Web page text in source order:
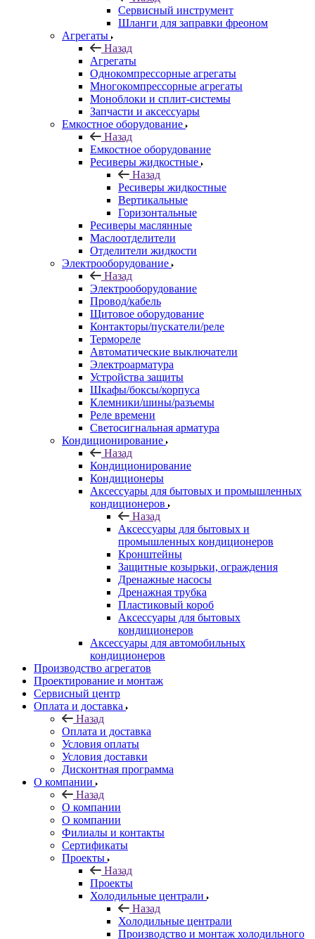
Сервисный инструмент
Шланги для заправки фреоном
Агрегаты
Назад
Агрегаты
Однокомпрессорные агрегаты
Многокомпрессорные агрегаты
Моноблоки и сплит-системы
Запчасти и аксессуары
Емкостное оборудование
Назад
Емкостное оборудование
Ресиверы жидкостные
Назад
Ресиверы жидкостные
Вертикальные
Горизонтальные
Ресиверы маслянные
Маслоотделители
Отделители жидкости
Электрооборудование
Назад
Электрооборудование
Провод/кабель
Щитовое оборудование
Контакторы/пускатели/реле
Термореле
Автоматические выключатели
Электроарматура
Устройства защиты
Шкафы/боксы/корпуса
Клемники/шины/разъемы
Реле времени
Светосигнальная арматура
Кондиционирование
Назад
Кондиционирование
Кондиционеры
Аксессуары для бытовых и промышленных
кондиционеров
Назад
Аксессуары для бытовых и
промышленных кондиционеров
Кронштейны
Защитные козырьки, ограждения
Дренажные насосы
Дренажная трубка
Пластиковый короб
Аксессуары для бытовых
кондиционеров
Аксессуары для автомобильных
кондиционеров
Производство агрегатов
Проектирование и монтаж
Сервисный центр
Оплата и доставка
Назад
Оплата и доставка
Условия оплаты
Условия доставки
Дисконтная программа
О компании
Назад
О компании
О компании
Филиалы и контакты
Сертификаты
Проекты
Назад
Проекты
Холодильные централи
Назад
Холодильные централи
Производство и монтаж холодильного